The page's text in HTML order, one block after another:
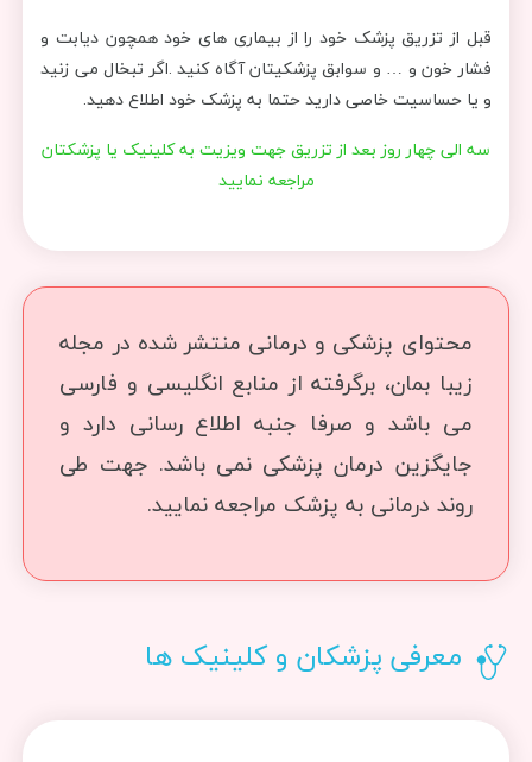
قبل از تزریق پزشک خود را از بیماری های خود همچون دیابت و
فشار خون و … و سوابق پزشکیتان آگاه کنید .اگر تبخال می زنید
و یا حساسیت خاصی دارید حتما به پزشک خود اطلاع دهید.
سه الی چهار روز بعد از تزریق جهت ویزیت به کلینیک یا پزشکتان
مراجعه نمایید
محتوای پزشکی و درمانی منتشر شده در مجله
زیبا بمان، برگرفته از منابع انگلیسی و فارسی
می باشد و صرفا جنبه اطلاع رسانی دارد و
جایگزین درمان پزشکی نمی باشد. جهت طی
روند درمانی به پزشک مراجعه نمایید.
معرفی پزشکان و کلینیک ها